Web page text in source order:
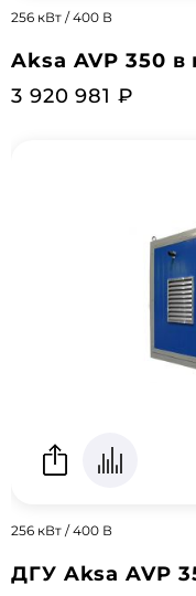
256 кВт / 400 В
Aksa AVP 350
3 920 981 ₽
256 кВт / 400 В
ДГУ Aksa AVP